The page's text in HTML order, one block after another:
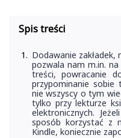
Spis treści
Dodawanie
pozwala nam m.in.
treści, powracanie
przypominanie sobie
nie wszyscy o tym
tylko przy lekturze
elektronicznych.
sposób korzystać z
Kindle, koniecznie